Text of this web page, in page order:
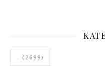
. (2699)